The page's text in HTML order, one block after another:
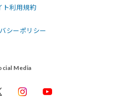
ト利用規約
シーポリシー
Media